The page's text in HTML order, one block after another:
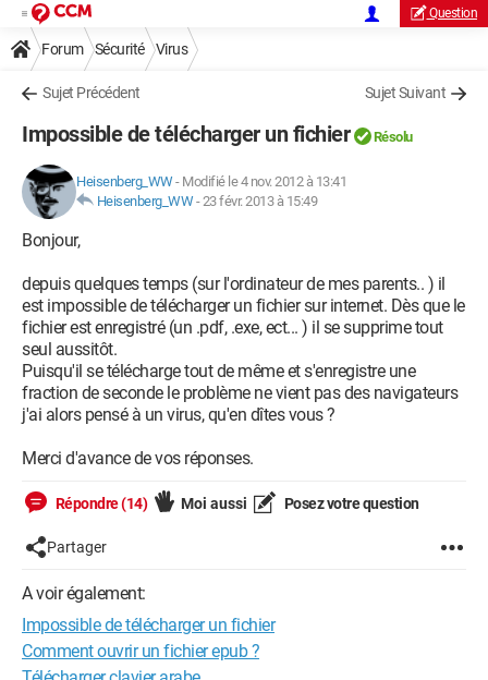
Question
Forum Sécurité Virus
Sujet Précédent Sujet Suivant
Impossible de télécharger un fichier Résolu
Heisenberg_WW- Modifié le 4 nov. 2012 à 13:41
Heisenberg_WW-23 févr. 2013 à 15:49
Bonjour,
depuis quelques temps (sur l'ordinateur de mes parents.. ) il
est impossible de télécharger un fichier sur internet. Dès que le
fichier est enregistré (un .pdf, .exe, ect... ) il se supprime tout
seul aussitôt.
Puisqu'il se télécharge tout de même et s'enregistre une
fraction de seconde le problème ne vient pas des navigateurs
j'ai alors pensé à un virus, qu'en dîtes vous ?
Merci d'avance de vos réponses.
Répondre (14) Moi aussi Posez votre question
Partager
A voir également:
Impossible de télécharger un fichier
Comment ouvrir un fichier epub ?